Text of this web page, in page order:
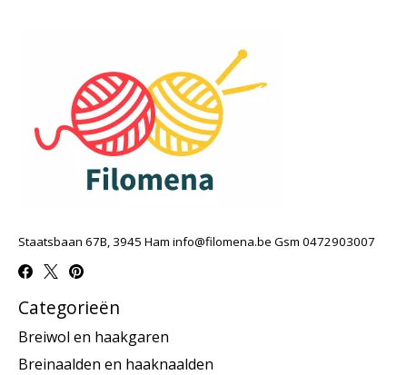
Staatsbaan 67B, 3945 Ham info@filomena.be Gsm 0472903007
Categorieën
Breiwol en haakgaren
Breinaalden en haaknaalden